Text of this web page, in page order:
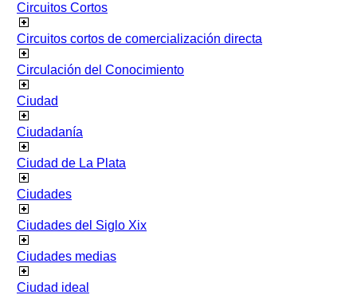
Circuitos Cortos
Circuitos cortos de comercialización directa
Circulación del Conocimiento
Ciudad
Ciudadanía
Ciudad de La Plata
Ciudades
Ciudades del Siglo Xix
Ciudades medias
Ciudad ideal